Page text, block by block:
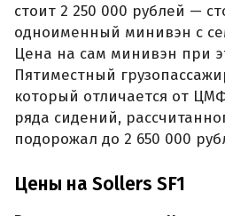
стоит 2 250 000 рублей —
одноименный минивэн с
Цена на сам минивэн при
Пятиместный
который отличается от
ряда сидений,
подорожал до 2 650 000
Цены на Sollers SF1